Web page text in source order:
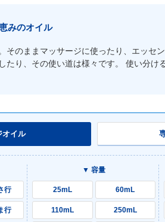
みのオイル
そのままマッサージに使ったり、エッセ
たり、その使い道は様々です。 使い分け
オイル
行
行
▼ 容量
25mL 60mL
110mL 250mL